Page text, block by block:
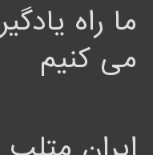
ما راه
می کنیم